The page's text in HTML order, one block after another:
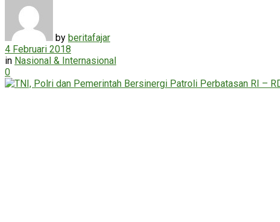
by beritafajar
4 Februari 2018
in Nasional & Internasional
0